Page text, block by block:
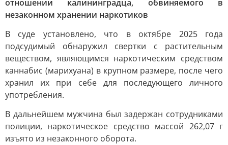
отношении калининградца, обвиняемого в
незаконном хранении наркотиков
В суде установлено, что в октябре 2025 года
подсудимый обнаружил свертки с растительным
веществом, являющимся наркотическим средством
каннабис (марихуана) в крупном размере, после чего
хранил их при себе для последующего личного
употребления.
В дальнейшем мужчина был задержан сотрудниками
полиции, наркотическое средство массой 262,07 г
изъято из незаконного оборота.